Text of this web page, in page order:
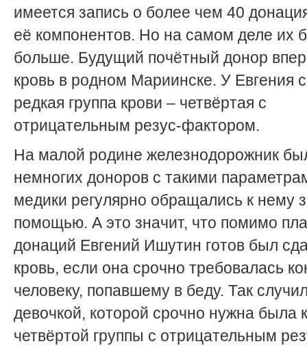
имеется запись о более чем 40
её компонентов. Но на самом деле их
больше. Будущий почётный донор
кровь в родном Мариинске. У Евгения
редкая группа крови – четвёртая с
отрицательным резус-фактором.
На малой родине железнодорожник
немногих доноров с такими
медики регулярно обращались к нему
помощью. А это значит, что помимо
донаций Евгений Ишутин готов был
кровь, если она срочно требовалась
человеку, попавшему в беду. Так
девочкой, которой срочно нужна была
четвёртой группы с отрицательным